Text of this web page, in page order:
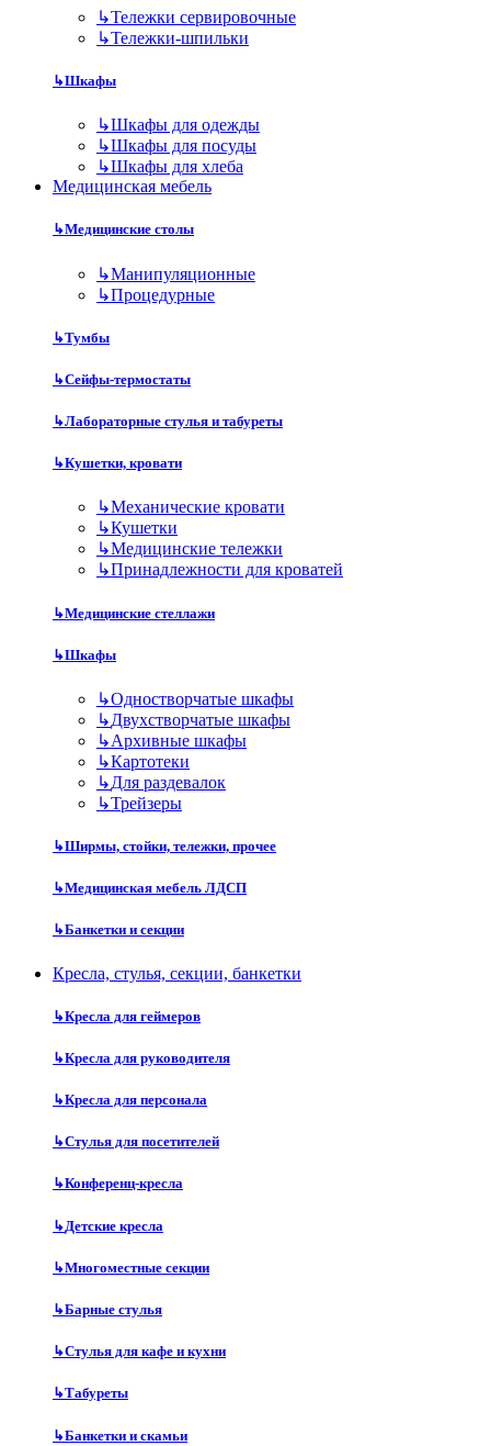
↳Тележки сервировочные
↳Тележки-шпильки
↳Шкафы
↳Шкафы для одежды
↳Шкафы для посуды
↳Шкафы для хлеба
Медицинская мебель
↳Медицинские столы
↳Манипуляционные
↳Процедурные
↳Тумбы
↳Сейфы-термостаты
↳Лабораторные стулья и табуреты
↳Кушетки, кровати
↳Механические кровати
↳Кушетки
↳Медицинские тележки
↳Принадлежности для кроватей
↳Медицинские стеллажи
↳Шкафы
↳Одностворчатые шкафы
↳Двухстворчатые шкафы
↳Архивные шкафы
↳Картотеки
↳Для раздевалок
↳Трейзеры
↳Ширмы, стойки, тележки, прочее
↳Медицинская мебель ЛДСП
↳Банкетки и секции
Кресла, стулья, секции, банкетки
↳Кресла для геймеров
↳Кресла для руководителя
↳Кресла для персонала
↳Стулья для посетителей
↳Конференц-кресла
↳Детские кресла
↳Многоместные секции
↳Барные стулья
↳Стулья для кафе и кухни
↳Табуреты
↳Банкетки и скамьи